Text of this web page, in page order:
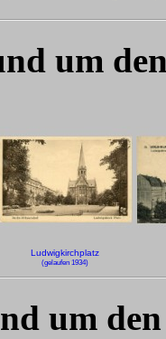
um
Ludwigkirchplatz
(gelaufen 1934)
um